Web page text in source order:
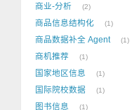
商业-分析 2
商品信息结构化 1
商品数据补全 Agent 1
商机推荐 1
国家地区信息 1
国际院校数据 1
图书信息 1